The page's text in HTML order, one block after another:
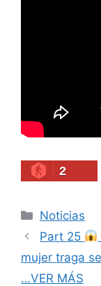
2
Categories
Noticias
Part 25
mujer traga
…VER MÁS